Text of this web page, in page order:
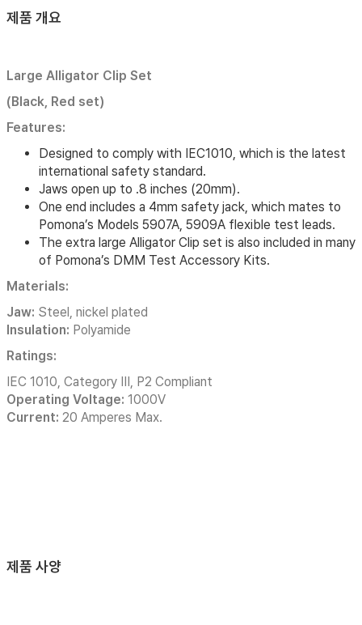
제품 개요
Large Alligator Clip Set
(Black, Red set)
Features:
Designed to comply with IEC1010, which is the latest
international safety standard.
Jaws open up to .8 inches (20mm).
One end includes a 4mm safety jack, which mates to
Pomona’s Models 5907A, 5909A flexible test leads.
The extra large Alligator Clip set is also included in many
of Pomona’s DMM Test Accessory Kits.
Materials:
Jaw: Steel, nickel plated
Insulation: Polyamide
Ratings:
IEC 1010, Category III, P2 Compliant
Operating Voltage: 1000V
Current: 20 Amperes Max.
제품 사양